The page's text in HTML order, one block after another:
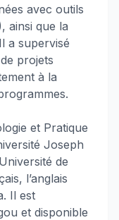
avec outils
ainsi que la
a supervisé
projets
à la
et Pratique
Joseph
de
l’anglais
Il est
et disponible